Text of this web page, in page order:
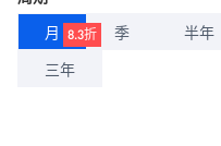
月
季 半年
三年
8.3折